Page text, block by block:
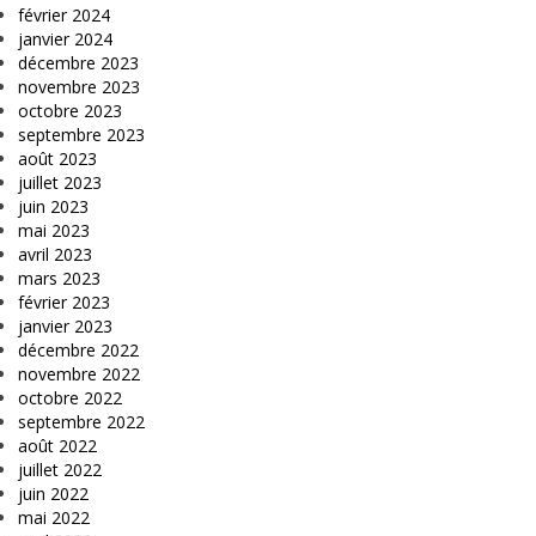
février 2024
janvier 2024
décembre 2023
novembre 2023
octobre 2023
septembre 2023
août 2023
juillet 2023
juin 2023
mai 2023
avril 2023
mars 2023
février 2023
janvier 2023
décembre 2022
novembre 2022
octobre 2022
septembre 2022
août 2022
juillet 2022
juin 2022
mai 2022